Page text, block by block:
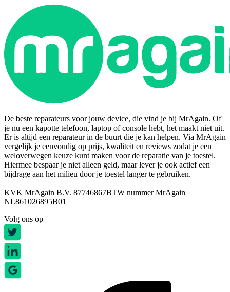
De beste reparateurs voor jouw device, die vind je bij MrAgain. Of
je nu een kapotte telefoon, laptop of console hebt, het maakt niet uit.
Er is altijd een reparateur in de buurt die je kan helpen. Via MrAgain
vergelijk je eenvoudig op prijs, kwaliteit en reviews zodat je een
weloverwegen keuze kunt maken voor de reparatie van je toestel.
Hiermee bespaar je niet alleen geld, maar lever je ook actief een
bijdrage aan het milieu door je toestel langer te gebruiken.
KVK MrAgain B.V. 87746867BTW nummer MrAgain
NL861026895B01
Volg ons op